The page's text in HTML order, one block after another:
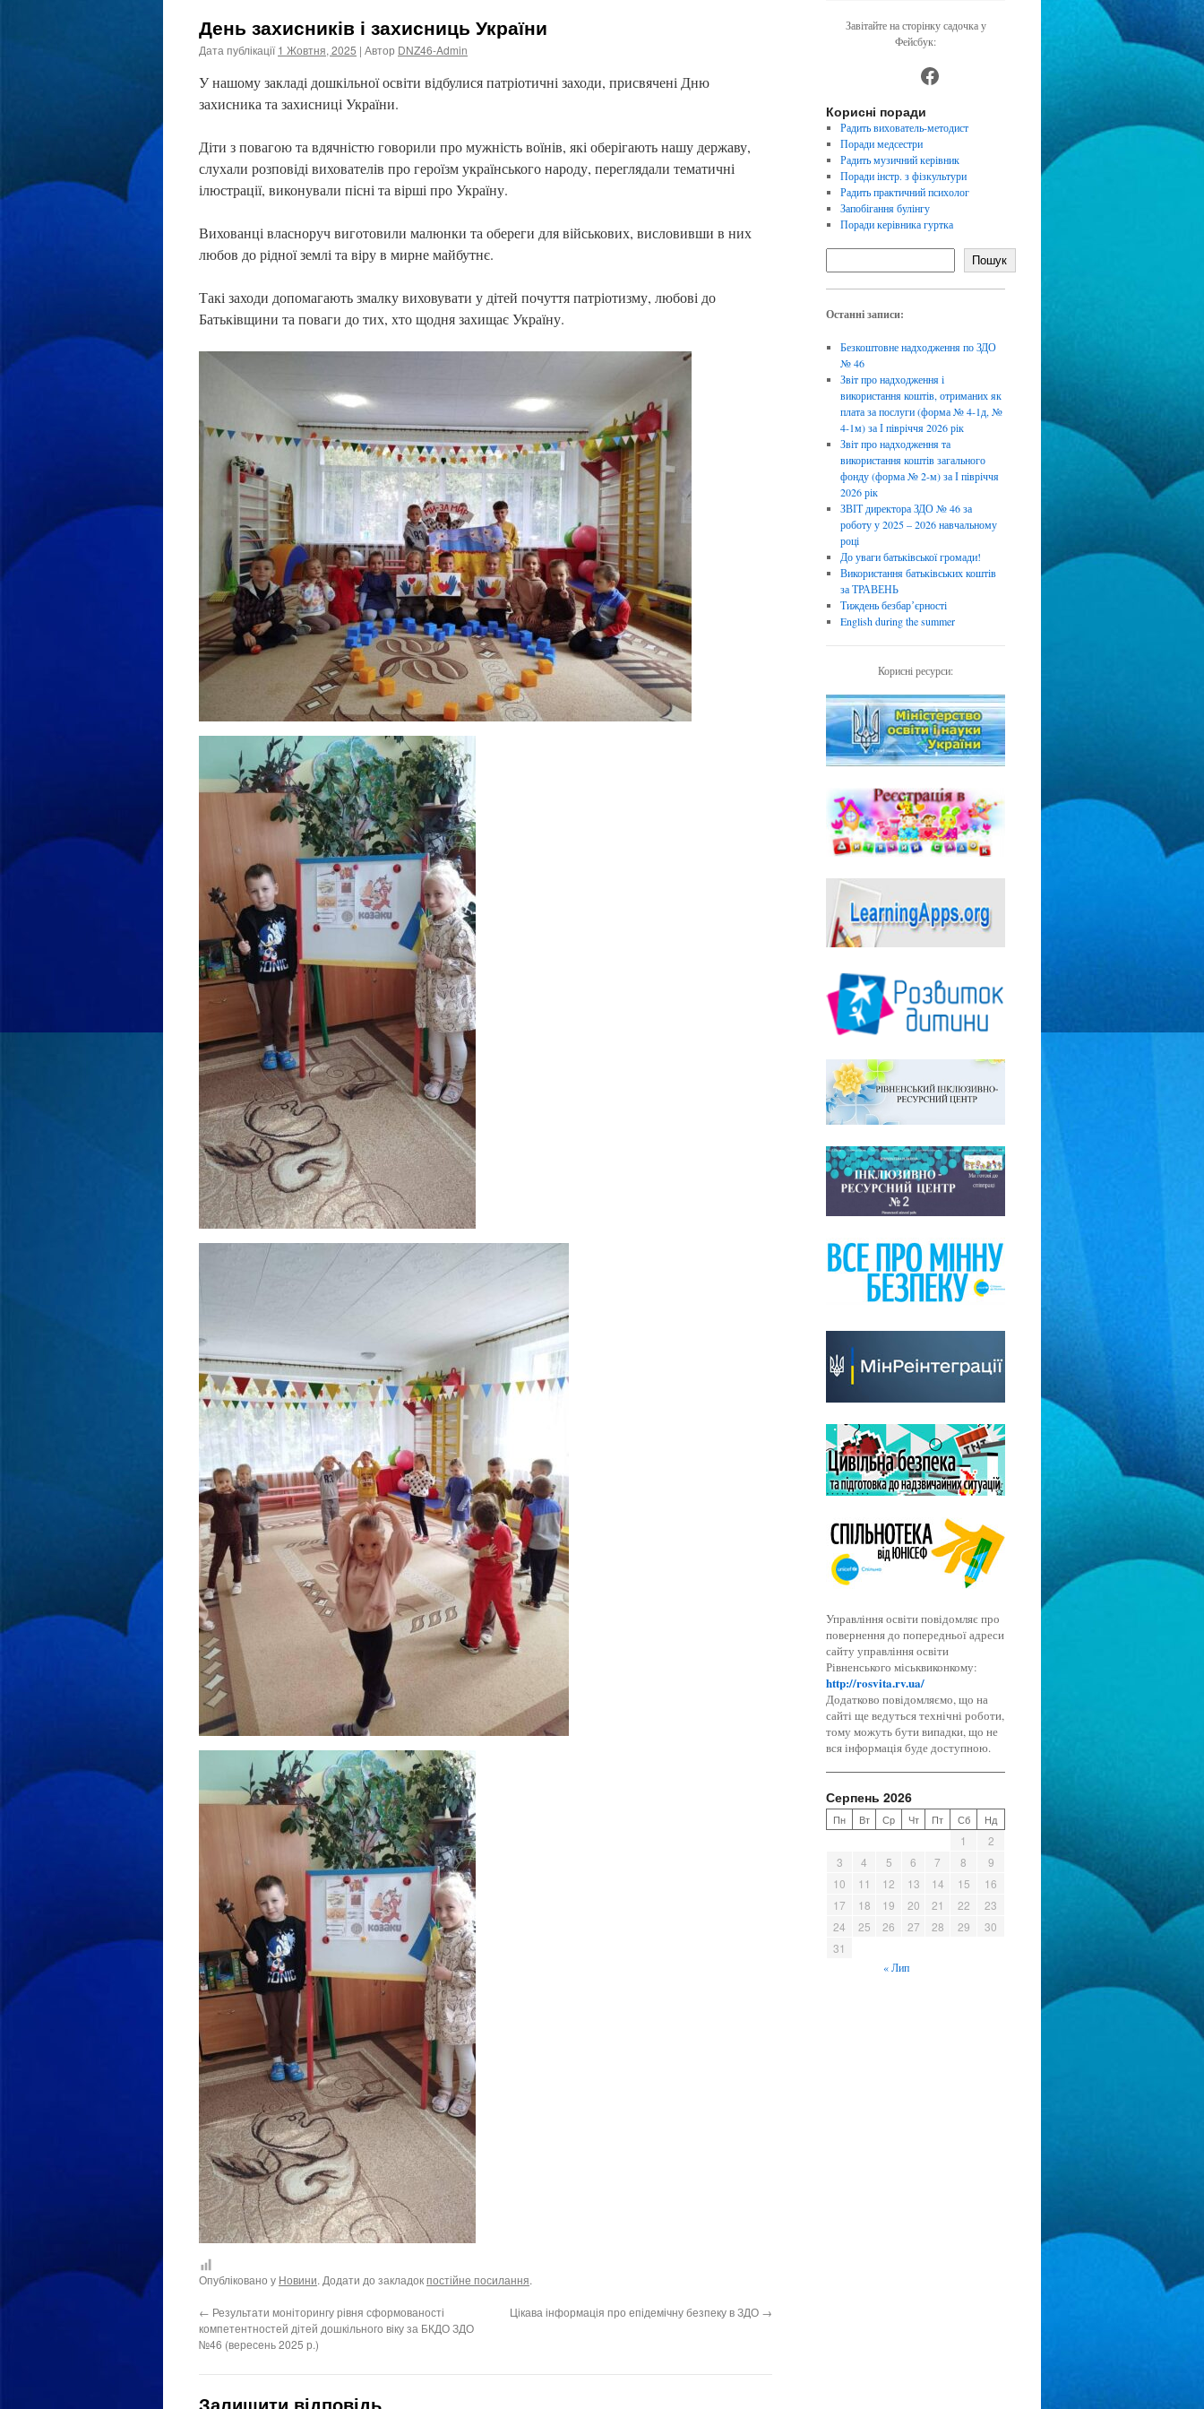
День захисників і захисниць України
Дата публікації 1 Жовтня, 2025 | Автор DNZ46-Admin
У нашому закладі дошкільної освіти відбулися патріотичні заходи, присвячені Дню
захисника та захисниці України.
Діти з повагою та вдячністю говорили про мужність воїнів, які оберігають нашу державу,
слухали розповіді вихователів про героїзм українського народу, переглядали тематичні
ілюстрації, виконували пісні та вірші про Україну.
Вихованці власноруч виготовили малюнки та обереги для військових, висловивши в них
любов до рідної землі та віру в мирне майбутнє.
Такі заходи допомагають змалку виховувати у дітей почуття патріотизму, любові до
Батьківщини та поваги до тих, хто щодня захищає Україну.
Опубліковано у Новини. Додати до закладокпостійне посилання.
← Результати моніторингу рівня сформованості
компетентностей дітей дошкільного віку за БКДО ЗДО
№46 (вересень 2025 р.)
Цікава інформація про епідемічну безпеку в ЗДО →
Завітайте на сторінку садочка у
Фейсбук:
https://www.facebook.com/
Корисні поради
Радить вихователь-методист
Поради медсестри
Радить музичний керівник
Поради інстр. з фізкультури
Радить практичний психолог
Запобігання булінгу
Поради керівника гуртка
Пошук
Останні записи:
Безкоштовне надходження по ЗДО
№ 46
Звіт про надходження і
використання коштів, отриманих як
плата за послуги (форма № 4-1д, №
4-1м) за І півріччя 2026 рік
Звіт про надходження та
використання коштів загального
фонду (форма № 2-м) за І півріччя
2026 рік
ЗВІТ директора ЗДО № 46 за
роботу у 2025 – 2026 навчальному
році
До уваги батьківської громади!
Використання батьківських коштів
за ТРАВЕНЬ
Тиждень безбарʼєрності
English during the summer
Корисні ресурси:
Управління освіти повідомляє про
повернення до попередньої адреси
сайту управління освіти
Рівненського міськвиконкому:
http://rosvita.rv.ua/
Додатково повідомляємо, що на
сайті ще ведуться технічні роботи,
тому можуть бути випадки, що не
вся інформація буде доступною.
Серпень 2026
Пн Вт Ср Чт Пт Сб Нд
1
2
3
4 5 6 7 8
9
10
11 12 13 14 15
16
17
18 19 20 21 22
23
24
25 26 27 28 29
30
31
« Лип